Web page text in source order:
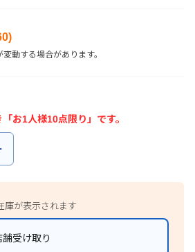
)
動する場合があります。
お1人様10点限り」です。
庫が表示されます
受け取り